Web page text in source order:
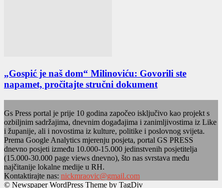
„Gospić je naš dom“ Milinoviću: Govorili ste
napamet, pročitajte stručni dokument
Gs Press portal je prije 10 godina započeo isključivo kao projekt s
ozbiljnim sadržajima, dnevnim događajima i zanimljivostima iz Like
i županije, ali i novostima iz kulture, politike i poslovnog svijeta.
Prema Google Analytics mjerenju posjeta, portal GS PRESS
dnevno posjeti između 10.000-15.000 jedinstvenih posjetitelja
(15.000-30.000 page views dnevno), što nas svrstava među
najčitanije lokalne medije u RH.
Kontaktirajte nas: nickmraovic@gmail.com
© Newspaper WordPress Theme by TagDiv